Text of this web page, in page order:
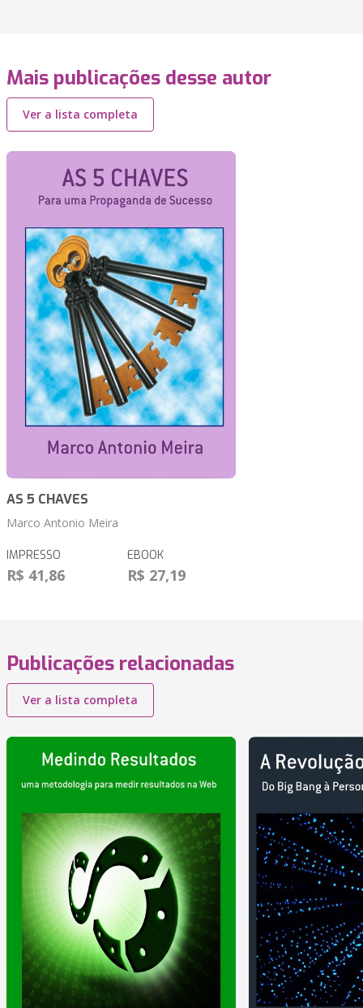
Mais publicações desse autor
Ver a lista completa
AS 5 CHAVES
Marco Antonio Meira
IMPRESSO
R$ 41,86
EBOOK
R$ 27,19
Publicações relacionadas
Ver a lista completa